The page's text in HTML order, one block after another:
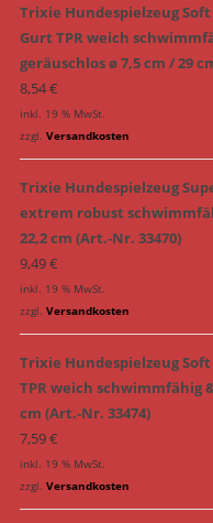
Trixie Hundespielzeug
Gurt TPR weich
geräuschlos ø 7,5 cm / 29
8,54€
inkl. 19 % MwSt.
zzgl. Versandkosten
Trixie Hundespielzeug
extrem robust
22,2 cm (Art.-Nr. 33470)
9,49€
inkl. 19 % MwSt.
zzgl. Versandkosten
Trixie Hundespielzeug
TPR weich schwimmfähig
cm (Art.-Nr. 33474)
7,59€
inkl. 19 % MwSt.
zzgl. Versandkosten